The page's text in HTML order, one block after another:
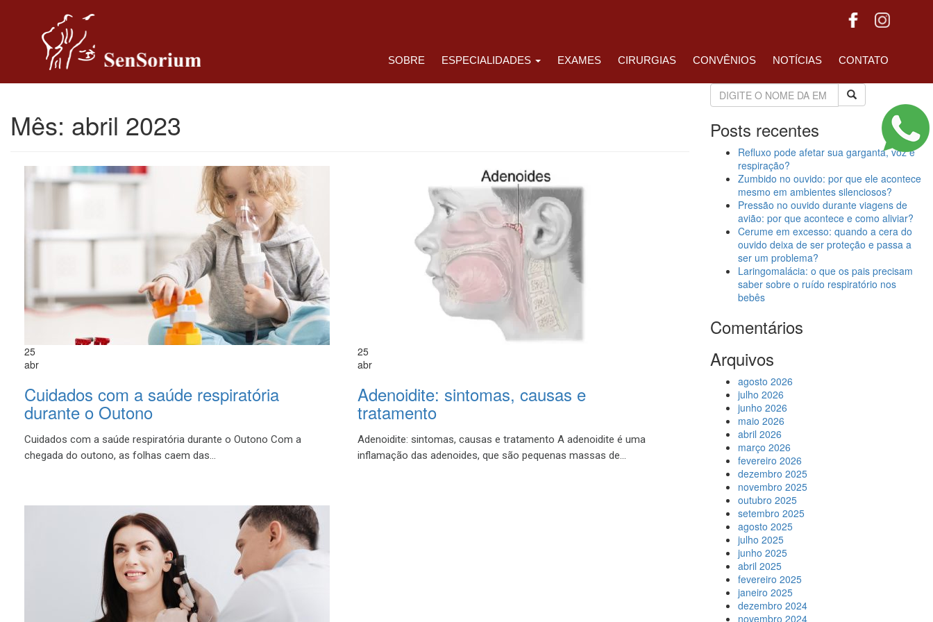
Pular para o conteúdo
SOBRE ESPECIALIDADES EXAMES CIRURGIAS CONVÊNIOS NOTÍCIAS CONTATO
Mês: abril 2023
25
abr
Cuidados com a saúde respiratória
durante o Outono
Cuidados com a saúde respiratória durante o Outono Com a
chegada do outono, as folhas caem das...
25
abr
Adenoidite: sintomas, causas e
tratamento
Adenoidite: sintomas, causas e tratamento A adenoidite é uma
inflamação das adenoides, que são pequenas massas de...
Posts recentes
Refluxo pode afetar sua garganta, voz e
respiração?
Zumbido no ouvido: por que ele acontece
mesmo em ambientes silenciosos?
Pressão no ouvido durante viagens de
avião: por que acontece e como aliviar?
Cerume em excesso: quando a cera do
ouvido deixa de ser proteção e passa a
ser um problema?
Laringomalácia: o que os pais precisam
saber sobre o ruído respiratório nos
bebês
Comentários
Arquivos
agosto 2026
julho 2026
junho 2026
maio 2026
abril 2026
março 2026
fevereiro 2026
dezembro 2025
novembro 2025
outubro 2025
setembro 2025
agosto 2025
julho 2025
junho 2025
abril 2025
fevereiro 2025
janeiro 2025
dezembro 2024
novembro 2024